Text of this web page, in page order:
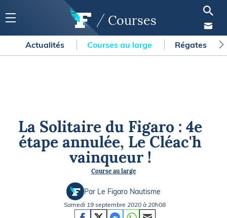
Courses
Actualités Courses au large Régates
La Solitaire du Figaro : 4e
étape annulée, Le Cléac'h
vainqueur !
Course au large
Par Le Figaro Nautisme
Samedi 19 septembre 2020 à 20h08